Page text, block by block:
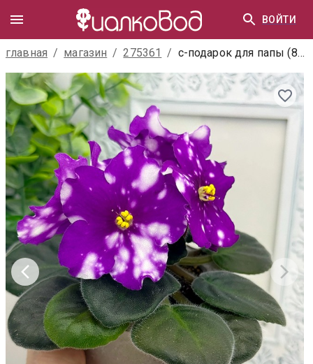
ВОЙТИ
главная / магазин / 275361 / с-подарок для папы (898-185)